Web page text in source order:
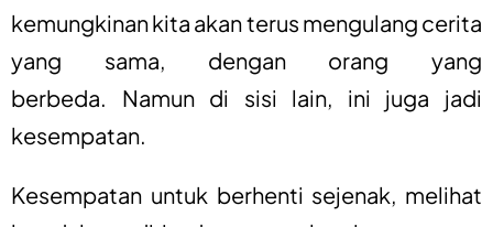
kemungkinan kita akan terus mengulang cerita
yang sama, dengan orang yang
berbeda. Namun di sisi lain, ini juga jadi
kesempatan.
Kesempatan untuk berhenti sejenak, melihat